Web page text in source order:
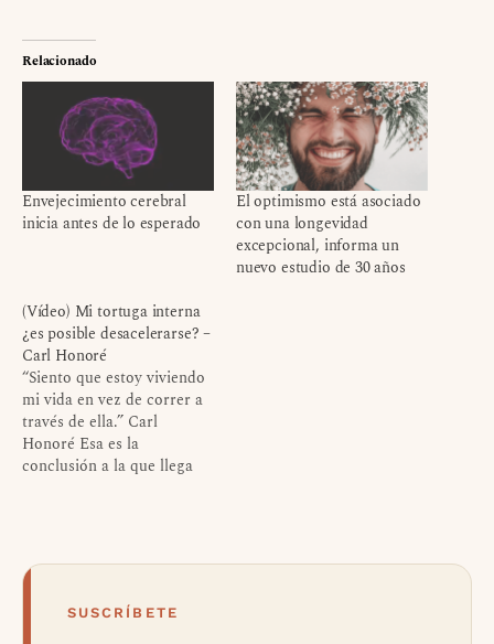
Relacionado
Envejecimiento cerebral
inicia antes de lo esperado
El optimismo está asociado
con una longevidad
excepcional, informa un
nuevo estudio de 30 años
(Vídeo) Mi tortuga interna
¿es posible desacelerarse? –
Carl Honoré
“Siento que estoy viviendo
mi vida en vez de correr a
través de ella.” Carl
Honoré Esa es la
conclusión a la que llega
familia, su trabajo, etc.
SUSCRÍBETE